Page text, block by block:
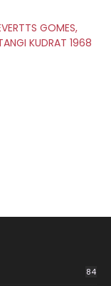
GOMES,
KUDRAT 1968
84